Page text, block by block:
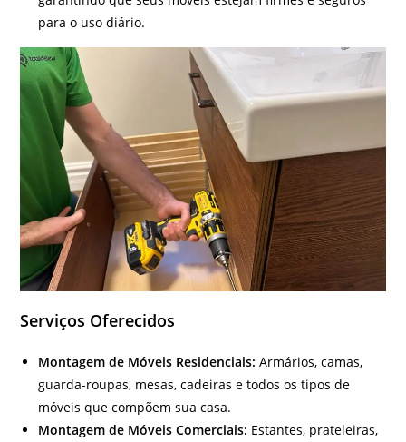
para o uso diário.
Serviços Oferecidos
Montagem de Móveis Residenciais: Armários, camas,
guarda-roupas, mesas, cadeiras e todos os tipos de
móveis que compõem sua casa.
Montagem de Móveis Comerciais: Estantes, prateleiras,